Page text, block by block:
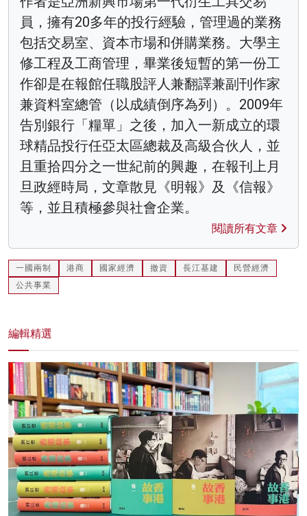
員，擁有20多年的投行經驗，管理過的業務
包括交易室、資本市場和併購業務。大學主
修工程及工商管理，畢業後短暫的第一份工
作卻是在報館任職股評人兼翻譯兼副刊作家
兼資料室總管（以成績倒序為列）。2009年
告別銀行「糧單」之後，加入一新成立的環
球精品投行任亞太區總裁及高級合伙人，並
且重拾四分之一世紀前的興趣，在報刊上月
旦政經時局，文章散見《明報》及《信報》
等，並且積極參與社會企業。
閱讀所有文章
一國兩制 港商 國家經濟 撤資 長江基建
民營經濟
公共事業
編輯精選